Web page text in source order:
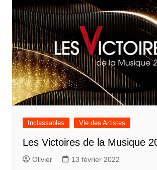
Inclassables Vie des Artistes
Les Victoires de la Musique
Olivier 13 février 2022